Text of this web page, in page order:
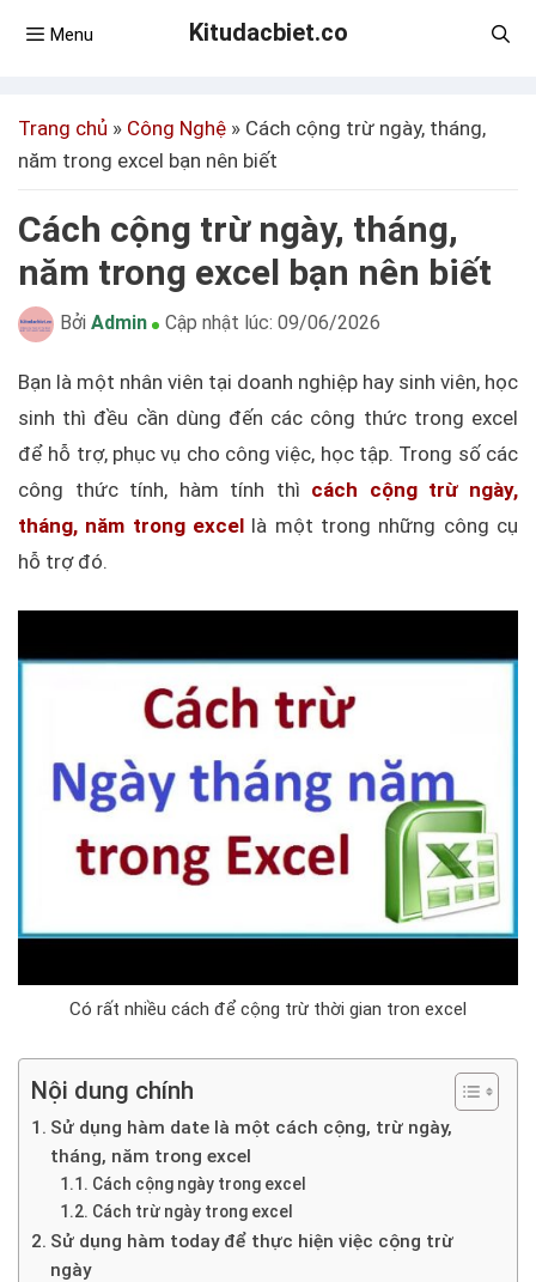
Kitudacbiet.co
Menu
Trang chủ » Công Nghệ » Cách cộng trừ ngày, tháng,
năm trong excel bạn nên biết
Cách cộng trừ ngày, tháng,
năm trong excel bạn nên biết
Bởi Admin Cập nhật lúc: 09/06/2026
Bạn là một nhân viên tại doanh nghiệp hay sinh viên, học
sinh thì đều cần dùng đến các công thức trong excel
để hỗ trợ, phục vụ cho công việc, học tập. Trong số các
công thức tính, hàm tính thì cách cộng trừ ngày,
tháng, năm trong excel là một trong những công cụ
hỗ trợ đó.
Có rất nhiều cách để cộng trừ thời gian tron excel
Nội dung chính
Sử dụng hàm date là một cách cộng, trừ ngày,
tháng, năm trong excel
Cách cộng ngày trong excel
Cách trừ ngày trong excel
Sử dụng hàm today để thực hiện việc cộng trừ
ngày